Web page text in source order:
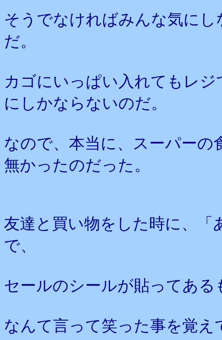
そうでなければみんな気に
だ。
カゴにいっぱい入れてもレ
にしかならないのだ。
なので、本当に、スーパーの
無かったのだった。
友達と買い物をした時に、
で、
セールのシールが貼ってあ
なんて言って笑った事を覚え